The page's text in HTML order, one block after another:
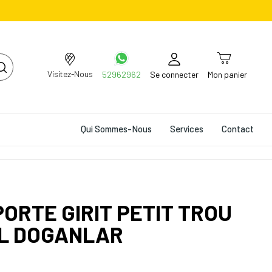
Visitez-Nous 52962962 Se connecter Mon panier
Qui Sommes-Nous Services Contact
GIRIT PETIT TROU
DOGANLAR